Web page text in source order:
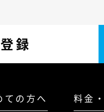
録
ての方へ 料金